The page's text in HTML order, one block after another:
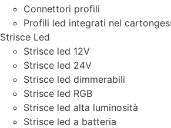
Connettori profili
Profili led integrati nel
Strisce Led
Strisce led 12V
Strisce led 24V
Strisce led dimmerabili
Strisce led RGB
Strisce led alta luminosità
Strisce led a batteria